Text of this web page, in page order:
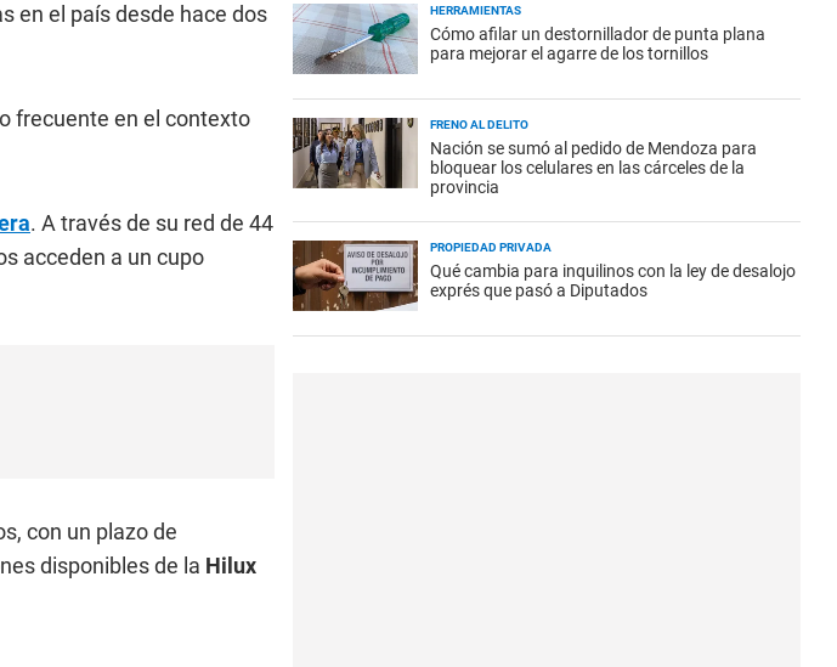
en el país desde hace dos
frecuente en el contexto
. A través de su red de 44
acceden a un cupo
con un plazo de
disponibles de la Hilux
HERRAMIENTAS
Cómo afilar un destornillador de punta plana
para mejorar el agarre de los tornillos
FRENO AL DELITO
Nación se sumó al pedido de Mendoza para
bloquear los celulares en las cárceles de la
provincia
PROPIEDAD PRIVADA
Qué cambia para inquilinos con la ley de desalojo
exprés que pasó a Diputados